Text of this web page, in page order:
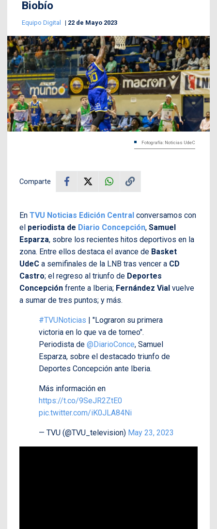
Biobío
Equipo Digital 22 de Mayo 2023
Fotografía: Noticias UdeC
Comparte
En TVU Noticias Edición Central conversamos con
el periodista de Diario Concepción, Samuel
Esparza, sobre los recientes hitos deportivos en la
zona. Entre ellos destaca el avance de Basket
UdeC a semifinales de la LNB tras vencer a CD
Castro; el regreso al triunfo de Deportes
Concepción frente a Iberia; Fernández Vial vuelve
a sumar de tres puntos; y más.
#TVUNoticias | "Lograron su primera
victoria en lo que va de torneo".
Periodista de @DiarioConce, Samuel
Esparza, sobre el destacado triunfo de
Deportes Concepción ante Iberia.
Más información en
https://t.co/9SeJR2ZtE0
pic.twitter.com/iK0JLA84Ni
— TVU (@TVU_television) May 23, 2023